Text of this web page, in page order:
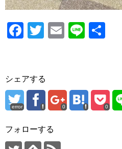
F
e
b
o
o
T
er
E
Li
シェアする
error 0 0
フォローする